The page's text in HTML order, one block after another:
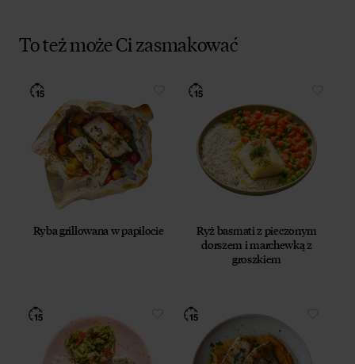
To też może Ci zasmakować
Ryba grillowana w papilocie
Ryż basmati z pieczonym
dorszem i marchewką z
groszkiem